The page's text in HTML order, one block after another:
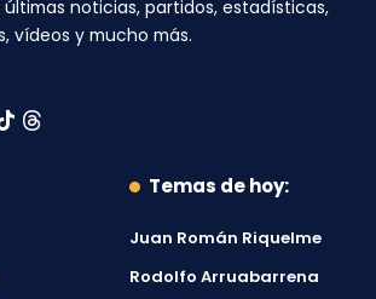
últimas noticias, partidos, estadísticas,
vídeos y mucho más.
Temas de hoy:
Juan Román Riquelme
Rodolfo Arruabarrena